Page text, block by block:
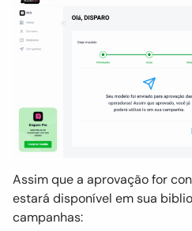
Assim que a aprovação for
estará disponível em sua
campanhas: